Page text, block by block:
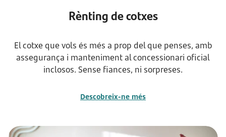
Rènting de cotxes
El cotxe que vols és més a prop del que penses, amb
assegurança i manteniment al concessionari oficial
inclosos. Sense fiances, ni sorpreses.
Descobreix-ne més